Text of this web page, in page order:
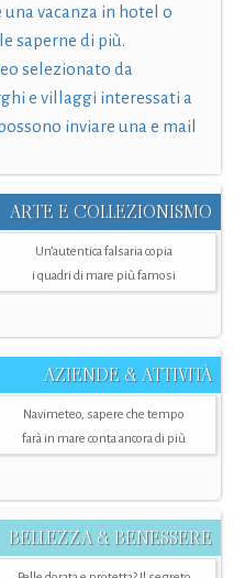
vacanza in hotel o
saperne di più.
selezionato da
e villaggi interessati a
inviare una e mail
ARTE E COLLEZIONISMO
Un’autentica falsaria copia
i quadri di mare più famosi
AZIENDE & ATTIVITÀ
Navimeteo, sapere che tempo
farà in mare conta ancora di più
BELLEZZA & BENESSERE